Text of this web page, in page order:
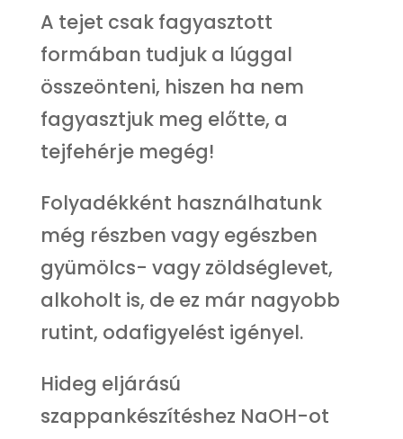
A tejet csak fagyasztott
formában tudjuk a lúggal
összeönteni, hiszen ha nem
fagyasztjuk meg előtte, a
tejfehérje megég!
Folyadékként használhatunk
még részben vagy egészben
gyümölcs- vagy zöldséglevet,
alkoholt is, de ez már nagyobb
rutint, odafigyelést igényel.
Hideg eljárású
szappankészítéshez NaOH-ot